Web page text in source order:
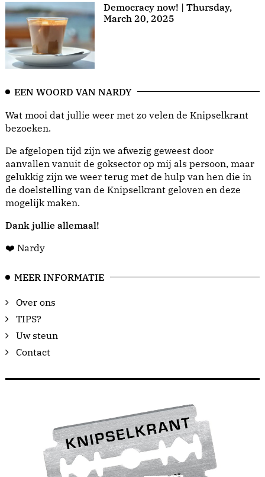
Democracy now! | Thursday,
March 20, 2025
EEN WOORD VAN NARDY
Wat mooi dat jullie weer met zo velen de Knipselkrant
bezoeken.
De afgelopen tijd zijn we afwezig geweest door
aanvallen vanuit de goksector op mij als persoon, maar
gelukkig zijn we weer terug met de hulp van hen die in
de doelstelling van de Knipselkrant geloven en deze
mogelijk maken.
Dank jullie allemaal!
❤️ Nardy
MEER INFORMATIE
Over ons
TIPS?
Uw steun
Contact